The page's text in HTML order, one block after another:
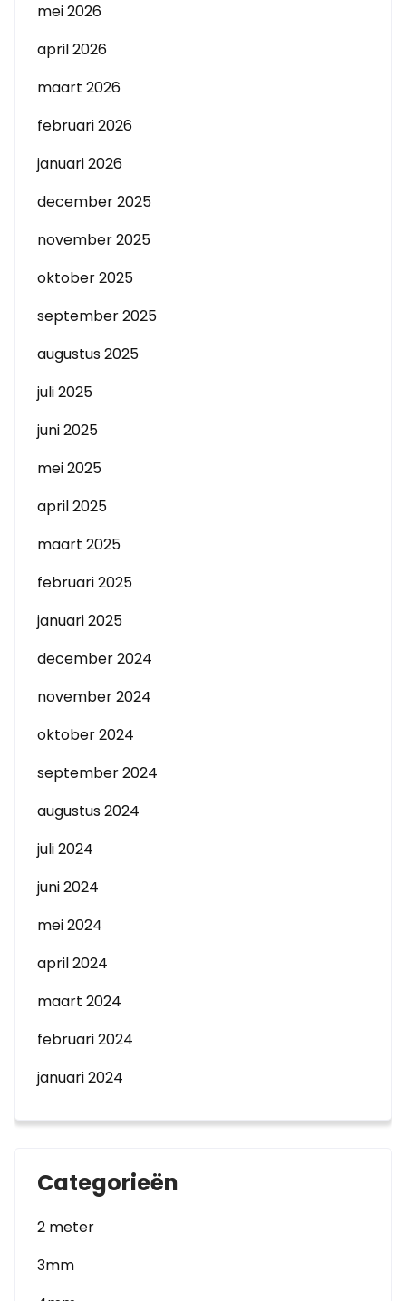
mei 2026
april 2026
maart 2026
februari 2026
januari 2026
december 2025
november 2025
oktober 2025
september 2025
augustus 2025
juli 2025
juni 2025
mei 2025
april 2025
maart 2025
februari 2025
januari 2025
december 2024
november 2024
oktober 2024
september 2024
augustus 2024
juli 2024
juni 2024
mei 2024
april 2024
maart 2024
februari 2024
januari 2024
Categorieën
2 meter
3mm